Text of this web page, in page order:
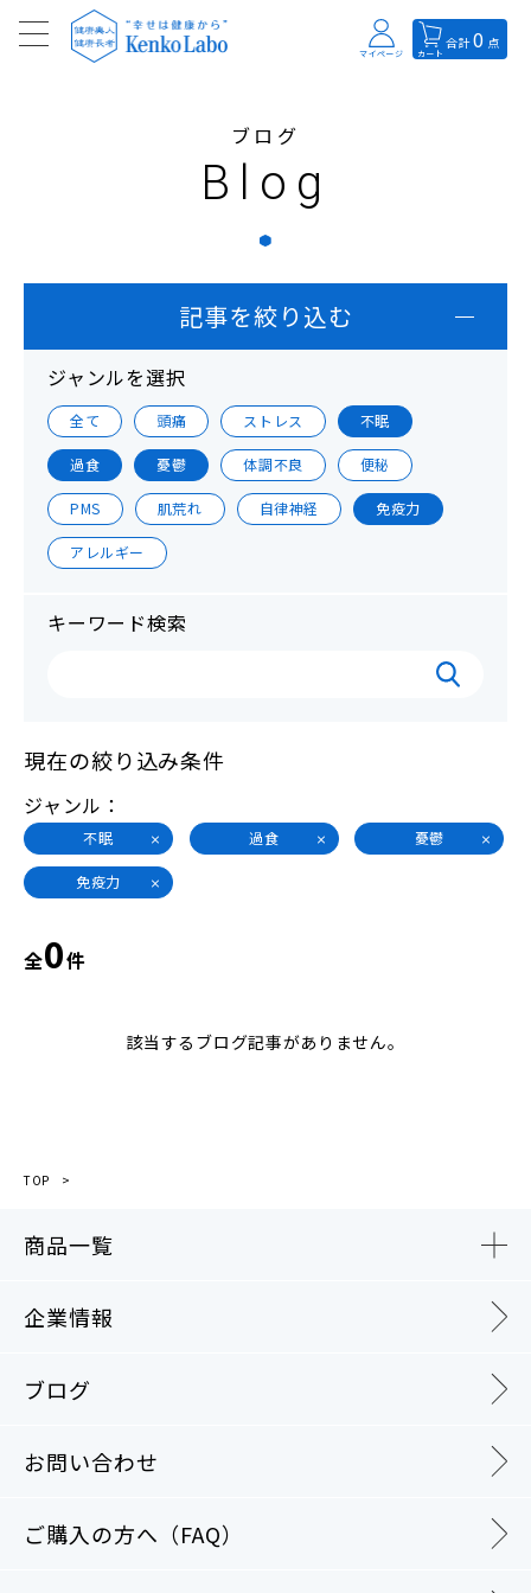
マイページ カート
合計0 点
ブログ
Blog
記事を絞り込む
ジャンルを選択
全て 頭痛 ストレス 不眠
過食 憂鬱 体調不良 便秘
PMS 肌荒れ 自律神経 免疫力
アレルギー
キーワード検索
現在の絞り込み条件
ジャンル
不眠 過食 憂鬱
免疫力
全0件
該当するブログ記事がありません。
TOP
商品一覧
企業情報
ブログ
お問い合わせ
ご購入の方へ（FAQ）